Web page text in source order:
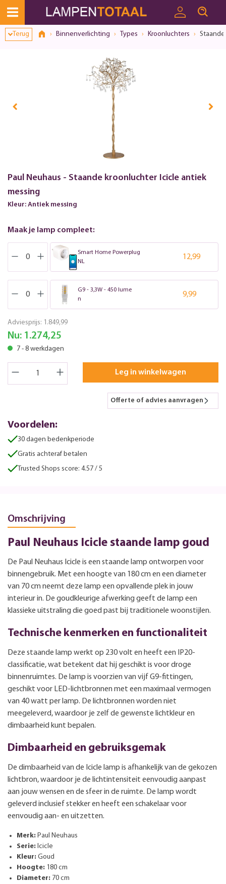
Terug Binnenverlichting Types Kroonluchters
Paul Neuhaus - Staande kroonluchter Icicle antiek
messing
Kleur: Antiek messing
Maak je lamp compleet:
Smart Home Powerplug
NL
12,99
G9 - 3,3W - 450 lume
n
9,99
Adviesprijs: 1.849,99
Nu: 1.274,25
7 - 8 werkdagen
Leg in winkelwagen
Offerte of advies aanvragen
Voordelen:
30 dagen bedenkperiode
Gratis achteraf betalen
Trusted Shops score: 4.57 / 5
Omschrijving
Paul Neuhaus Icicle staande lamp goud
De Paul Neuhaus Icicle is een staande lamp ontworpen voor
binnengebruik. Met een hoogte van 180 cm en een diameter
van 70 cm neemt deze lamp een opvallende plek in jouw
interieur in. De goudkleurige afwerking geeft de lamp een
klassieke uitstraling die goed past bij traditionele woonstijlen.
Technische kenmerken en functionaliteit
Deze staande lamp werkt op 230 volt en heeft een IP20-
classificatie, wat betekent dat hij geschikt is voor droge
binnenruimtes. De lamp is voorzien van vijf G9-fittingen,
geschikt voor LED-lichtbronnen met een maximaal vermogen
van 40 watt per lamp. De lichtbronnen worden niet
meegeleverd, waardoor je zelf de gewenste lichtkleur en
dimbaarheid kunt bepalen.
Dimbaarheid en gebruiksgemak
De dimbaarheid van de Icicle lamp is afhankelijk van de gekozen
lichtbron, waardoor je de lichtintensiteit eenvoudig aanpast
aan jouw wensen en de sfeer in de ruimte. De lamp wordt
geleverd inclusief stekker en heeft een schakelaar voor
eenvoudig aan- en uitzetten.
Merk: Paul Neuhaus
Serie: Icicle
Kleur: Goud
Hoogte: 180 cm
Diameter: 70 cm